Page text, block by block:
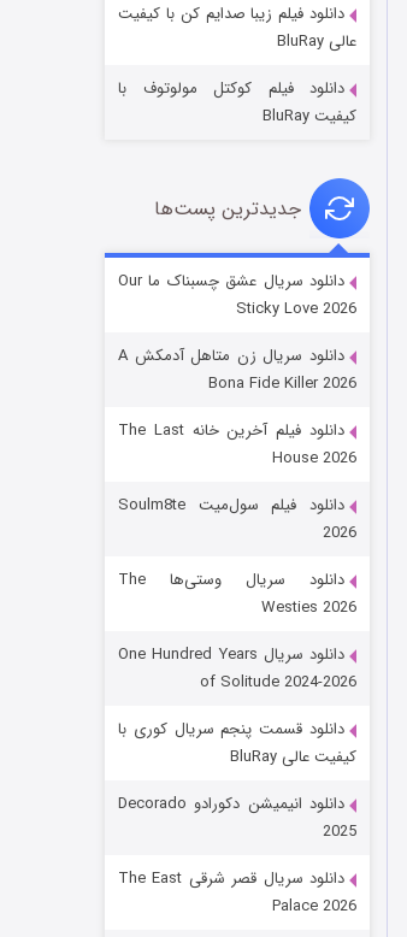
عملیات آپارتمان
قسمت۲ (زیرنویس)
شکست استوارت در نجات جهان
قسمت۷ (زیرنویس)
دانلود فیلم زیبا صدایم کن با کیفیت
عالی BluRay
دانلود فیلم کوکتل مولوتوف با
کیفیت BluRay
جدیدترین پست‌ها
دانلود سریال عشق چسبناک ما Our
Sticky Love 2026
دانلود سریال زن متاهل آدمکش A
Bona Fide Killer 2026
دانلود فیلم آخرین خانه The Last
House 2026
دانلود فیلم سول‌میت Soulm8te
2026
دانلود سریال وستی‌ها The
Westies 2026
دانلود سریال One Hundred Years
of Solitude 2024-2026
دانلود قسمت پنجم سریال کوری با
کیفیت عالی BluRay
دانلود انیمیشن دکورادو Decorado
2025
دانلود سریال قصر شرقی The East
Palace 2026